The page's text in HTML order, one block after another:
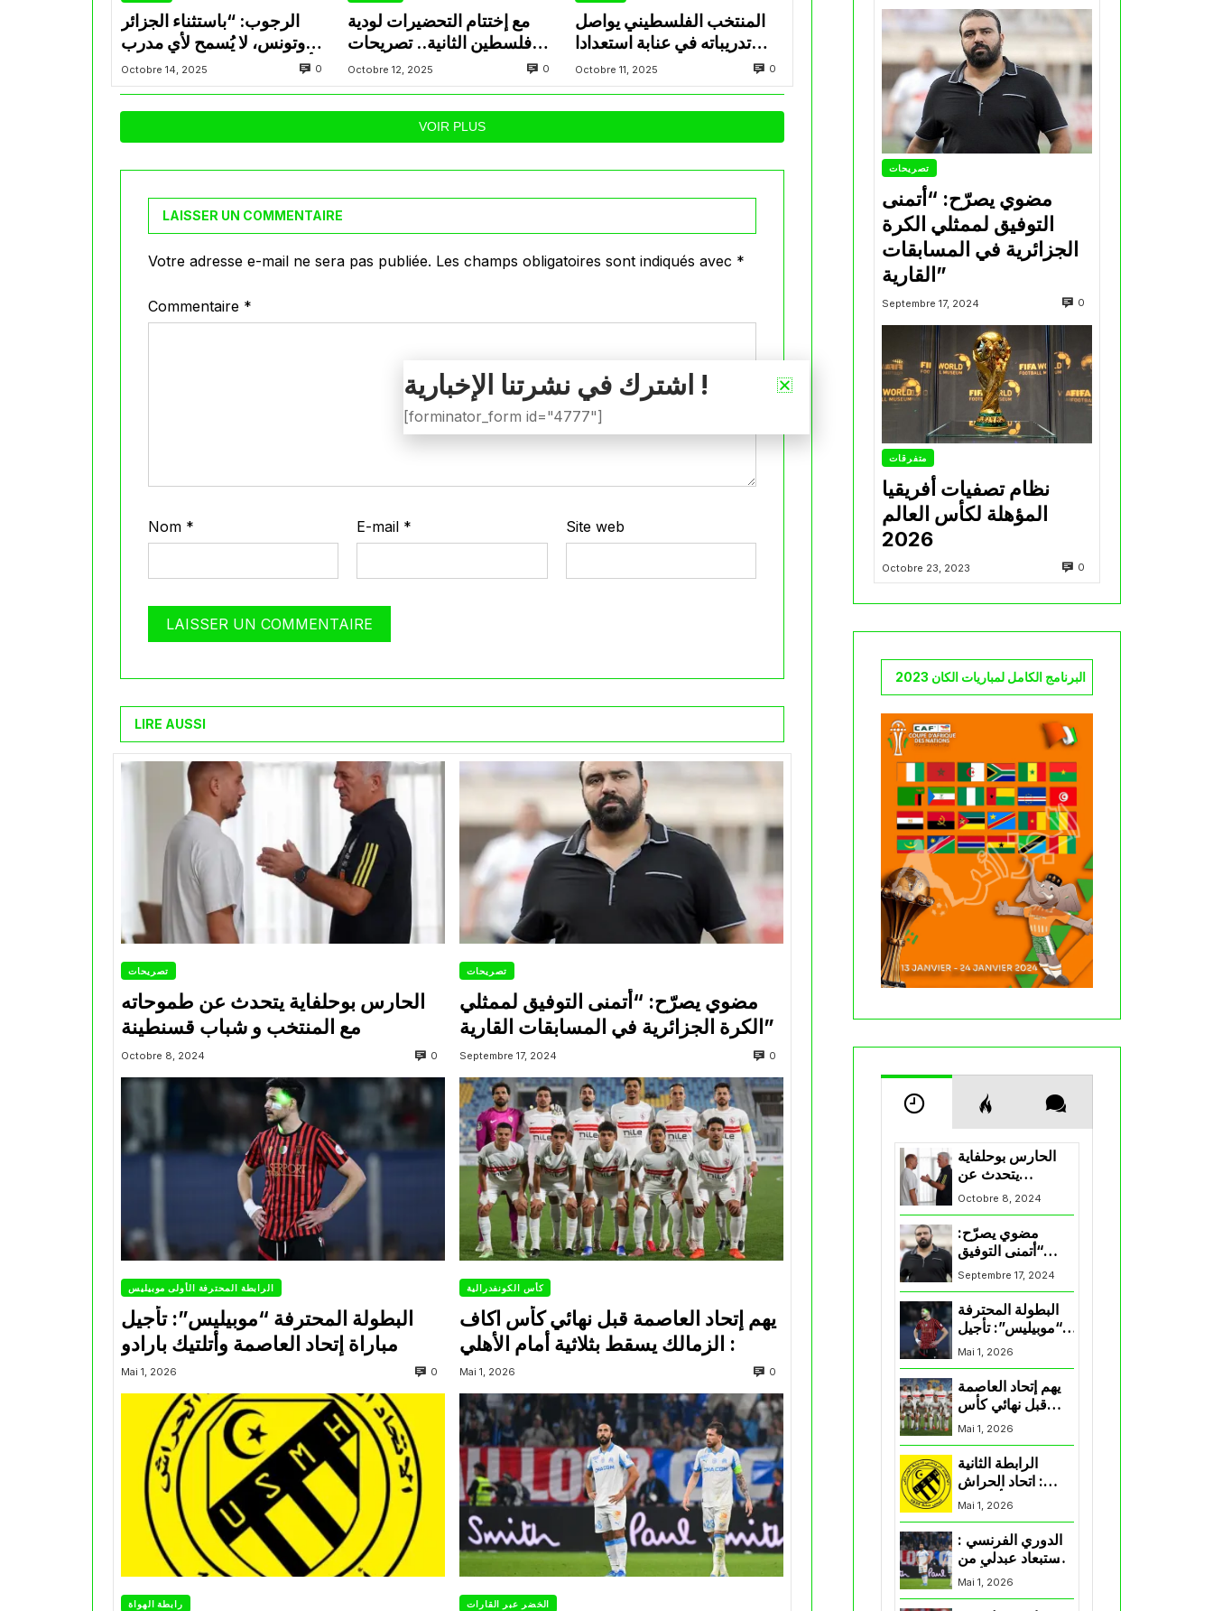
الرجوب: “باستثناء الجزائر
وتونس، لا يُسمح لأي مدرب
أجنبي بتولي تدريب المنتخب
الفلسطيني”
Octobre 14, 2025 0
مع إختتام التحضيرات لودية
فلسطين الثانية.. تصريحات
واثقة من اللاعبين إستعدادا
لكأس العرب
Octobre 12, 2025 0
المنتخب الفلسطيني يواصل
تدريباته في عنابة استعدادا
لودية الجزائر
Octobre 11, 2025 0
VOIR PLUS
LAISSER UN COMMENTAIRE
Votre adresse e-mail ne sera pas publiée. Les champs obligatoires sont indiqués avec *
Commentaire *
Nom * E-mail * Site web
LIRE AUSSI
تصريحات
الحارس بوحلفاية يتحدث عن طموحاته
مع المنتخب و شباب قسنطينة
Octobre 8, 2024 0
تصريحات
مضوي يصرّح: “أتمنى التوفيق لممثلي
الكرة الجزائرية في المسابقات القارية”
Septembre 17, 2024 0
الرابطة المحترفة الأولى موبيليس
البطولة المحترفة “موبيليس”: تأجيل
مباراة إتحاد العاصمة وأتلتيك بارادو
Mai 1, 2026 0
كأس الكونفدرالية
يهم إتحاد العاصمة قبل نهائي كأس اكاف
Mai 1, 2026 0
رابطة الهواة الخضر عبر القارات
تصريحات
مضوي يصرّح: “أتمنى
التوفيق لممثلي الكرة
الجزائرية في المسابقات
القارية”
Septembre 17, 2024 0
متفرقات
نظام تصفيات أفريقيا
المؤهلة لكأس العالم
2026
Octobre 23, 2023 0
البرنامج الكامل لمباريات الكان 2023
الحارس بوحلفاية
يتحدث عن
طموحاته مع
المنتخب و شباب
قسنطينة
Octobre 8, 2024
مضوي يصرّح:
“أتمنى التوفيق
لممثلي الكرة
الجزائرية في
Septembre 17, 2024
البطولة المحترفة
“موبيليس”: تأجيل
مباراة إتحاد
العاصمة وأتلتيك
بارادو
Mai 1, 2026
يهم إتحاد العاصمة
قبل نهائي كأس
اكاف : الزمالك
يسقط بثلاثية أمام
Mai 1, 2026
الرابطة الثانية
: اتحاد الحراش
يحسم التأهل إلى
“البلاي أوف”
Mai 1, 2026
الدوري الفرنسي :
استبعاد عبدلي من
قائمة مرسيليا أمام
Mai 1, 2026
اشترك في نشرتنا الإخبارية !
[forminator_form id="4777"]